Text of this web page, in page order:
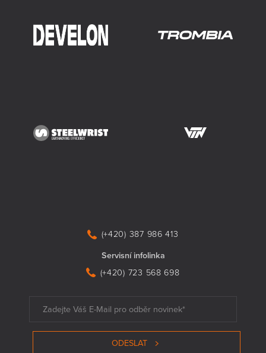
(+420) 387 986 413
Servisní infolinka
(+420) 723 568 698
ODESLAT